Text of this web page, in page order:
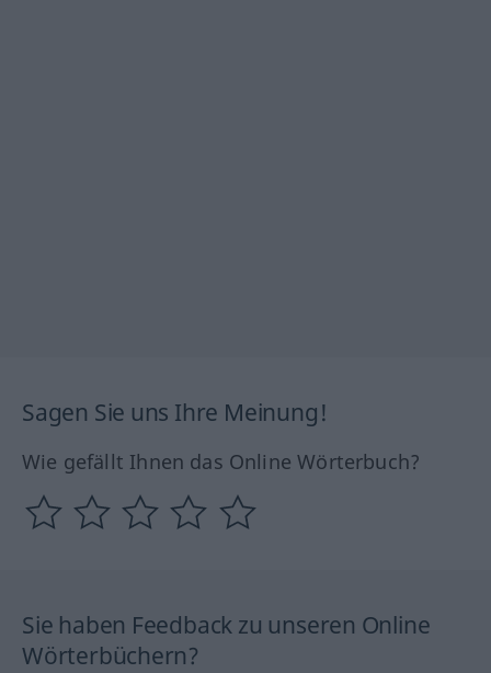
Sagen Sie uns Ihre Meinung!
Wie gefällt Ihnen das Online Wörterbuch?
Sie haben Feedback zu unseren Online
Wörterbüchern?